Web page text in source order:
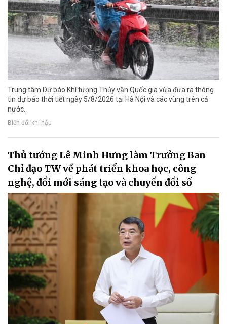
Trung tâm Dự báo Khí tượng Thủy văn Quốc gia vừa đưa ra thông
tin dự báo thời tiết ngày 5/8/2026 tại Hà Nội và các vùng trên cả
nước.
Biến đổi khí hậu
Thủ tướng Lê Minh Hưng làm Trưởng Ban
Chỉ đạo TW về phát triển khoa học, công
nghệ, đổi mới sáng tạo và chuyển đổi số